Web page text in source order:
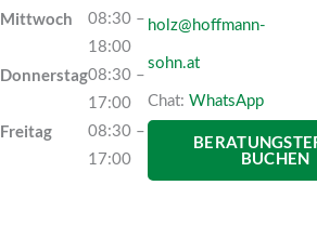
Mittwoch
08:30 –
18:00
Donnerstag08:30 –
17:00
Freitag
08:30 –
17:00
holz@hoffmann-
sohn.at
Chat: WhatsApp
BUCHEN